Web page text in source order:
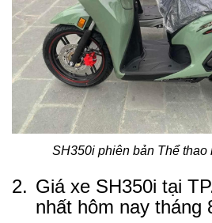
SH350i phiên bản Thể thao
2. Giá xe SH350i tại
nhất hôm nay tháng